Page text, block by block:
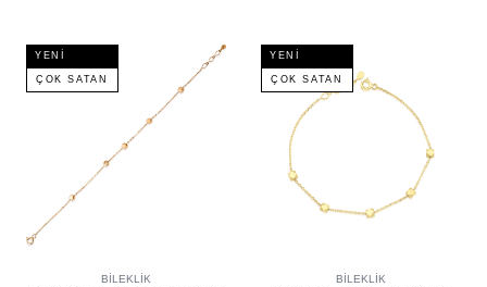
YENI
ÇOK SATAN
BILEKLIK
YENI
ÇOK SATAN
BILEKLIK